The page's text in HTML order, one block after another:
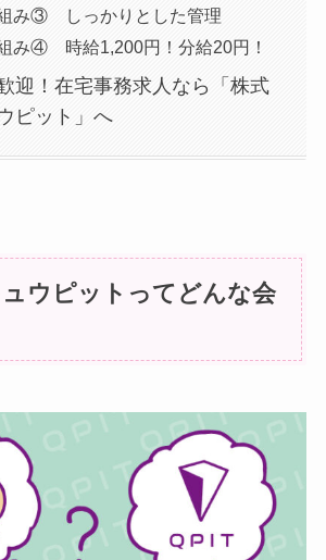
み③ しっかりとした管理
み④ 時給1,200円！分給20円！
迎！在宅事務求人なら「株式
ピット」へ
ウピットってどんな会